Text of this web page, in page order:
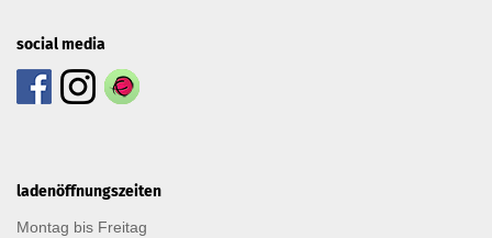
social media
ladenöffnungszeiten
Montag bis Freitag